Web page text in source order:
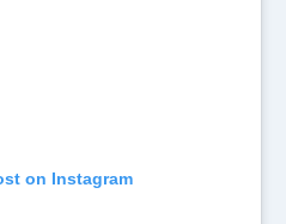
on Instagram